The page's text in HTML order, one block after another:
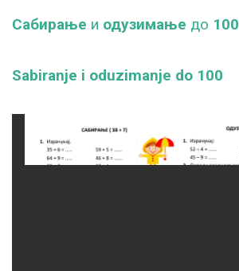
Сабирање и одузимање до 100
Sabiranje i oduzimanje do 100